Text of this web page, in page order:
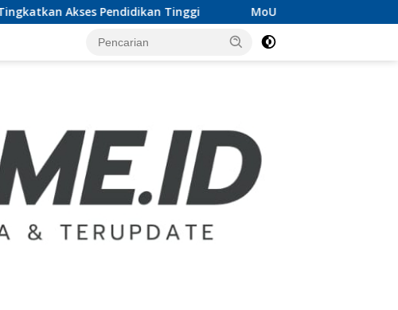
Akses Pendidikan Tinggi MoU UTB Lampung dan